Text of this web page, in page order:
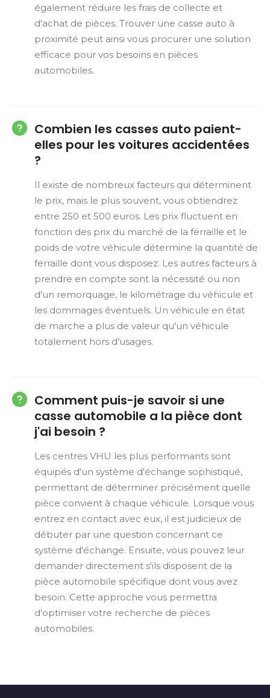
également réduire les frais de collecte et
d'achat de pièces. Trouver une casse auto à
proximité peut ainsi vous procurer une solution
efficace pour vos besoins en pièces
automobiles.
Combien les casses auto paient-
elles pour les voitures accidentées
?
Il existe de nombreux facteurs qui déterminent
le prix, mais le plus souvent, vous obtiendrez
entre 250 et 500 euros. Les prix fluctuent en
fonction des prix du marché de la ferraille et le
poids de votre véhicule détermine la quantité de
ferraille dont vous disposez. Les autres facteurs à
prendre en compte sont la nécessité ou non
d'un remorquage, le kilométrage du véhicule et
les dommages éventuels. Un véhicule en état
de marche a plus de valeur qu'un véhicule
totalement hors d’usages.
Comment puis-je savoir si une
casse automobile a la pièce dont
j'ai besoin ?
Les centres VHU les plus performants sont
équipés d'un système d'échange sophistiqué,
permettant de déterminer précisément quelle
pièce convient à chaque véhicule. Lorsque vous
entrez en contact avec eux, il est judicieux de
débuter par une question concernant ce
système d'échange. Ensuite, vous pouvez leur
demander directement s'ils disposent de la
pièce automobile spécifique dont vous avez
besoin. Cette approche vous permettra
d'optimiser votre recherche de pièces
automobiles.